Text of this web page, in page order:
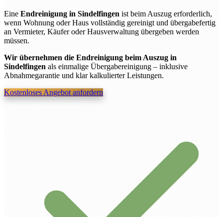
Eine Endreinigung in Sindelfingen ist beim Auszug erforderlich,
wenn Wohnung oder Haus vollständig gereinigt und übergabefertig
an Vermieter, Käufer oder Hausverwaltung übergeben werden
müssen.
Wir übernehmen die Endreinigung beim Auszug in
Sindelfingen als einmalige Übergabereinigung – inklusive
Abnahmegarantie und klar kalkulierter Leistungen.
Kostenloses Angebot anfordern